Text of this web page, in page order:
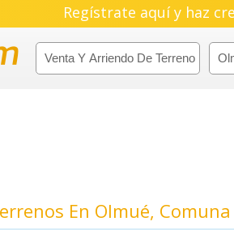
Regístrate aquí y haz
En Olmué, Comuna